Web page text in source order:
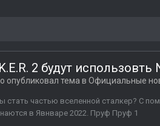
2 будут использовть
опубликовал тема в Официальные
стать частью вселенной сталкер? С
в Явнваре 2022. Пруф Пруф 1